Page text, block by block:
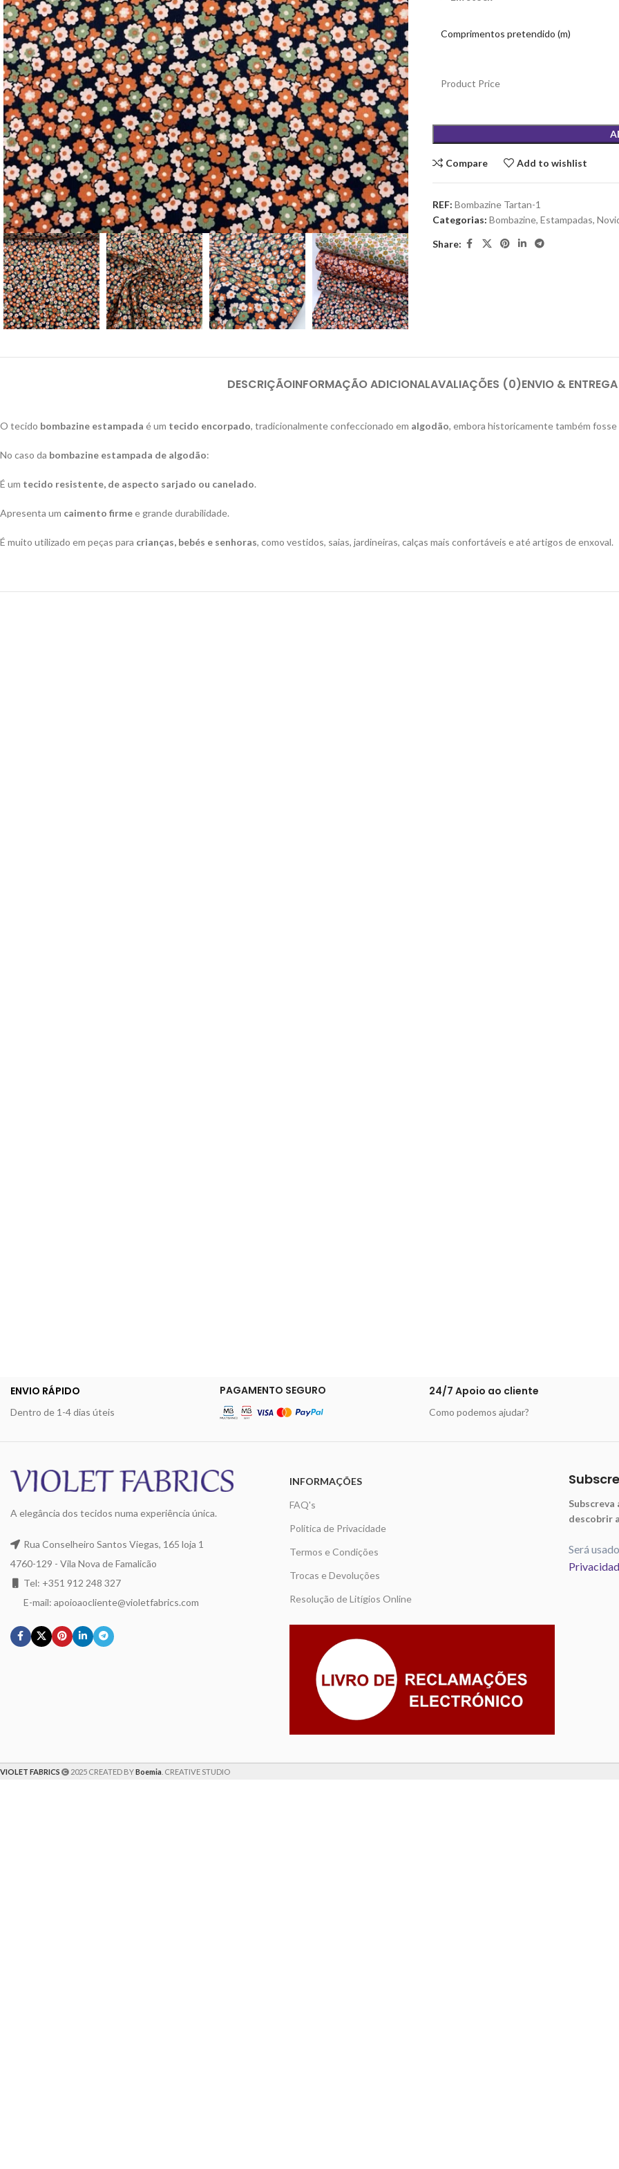
Comprimentos pretendido (m)
Product Price
Compare Add to wishlist
REF: Bombazine Tartan-1
Categorias: Bombazine, Estampadas,
Share:
DESCRIÇÃOINFORMAÇÃO ADICIONALAVALIAÇÕES (0)ENVIO & ENTREGA
O tecido bombazine estampada é um tecido encorpado, tradicionalmente confeccionado em algodão, embora historicamente também
No caso da bombazine estampada de algodão:
É um tecido resistente, de aspecto sarjado ou canelado.
Apresenta um caimento firmee grande durabilidade.
É muito utilizado em peças para crianças, bebés e senhoras, como vestidos, saias, jardineiras, calças mais confortáveis e até artigos de enxoval.
ENVIO RÁPIDO
Dentro de 1-4 dias úteis
PAGAMENTO SEGURO 24/7 Apoio ao cliente
Como podemos ajudar?
A elegância dos tecidos numa experiência única.
Rua Conselheiro Santos Viegas, 165 loja 1
4760-129 - Vila Nova de Famalicão
Tel: +351 912 248 327
E-mail: apoioaocliente@violetfabrics.com
INFORMAÇÕES
FAQ's
Politica de Privacidade
Termos e Condições
Trocas e Devoluções
Resolução de Litígios Online
descobrir
Será
VIOLET FABRICS 2025 CREATED BYBoemia . CREATIVE STUDIO